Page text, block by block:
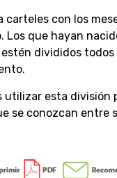
carteles con los
Los que hayan
divididos todos
utilizar esta división
se conozcan entre